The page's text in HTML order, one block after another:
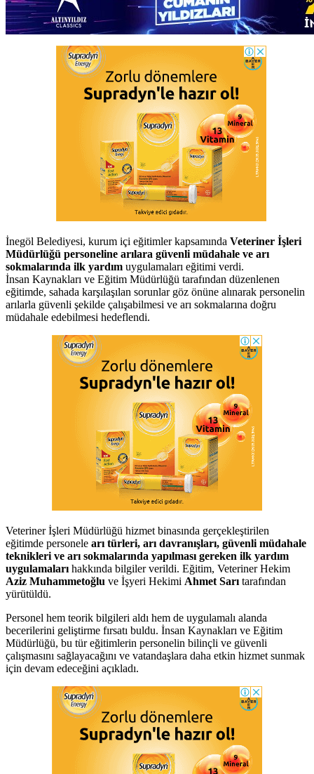
İnegöl Belediyesi, kurum içi eğitimler kapsamında Veteriner İşleri
Müdürlüğü personeline arılara güvenli müdahale ve arı
sokmalarında ilk yardım uygulamaları eğitimi verdi.
İnsan Kaynakları ve Eğitim Müdürlüğü tarafından düzenlenen
eğitimde, sahada karşılaşılan sorunlar göz önüne alınarak personelin
arılarla güvenli şekilde çalışabilmesi ve arı sokmalarına doğru
müdahale edebilmesi hedeflendi.
Veteriner İşleri Müdürlüğü hizmet binasında gerçekleştirilen
eğitimde personele arı türleri, arı davranışları, güvenli müdahale
teknikleri ve arı sokmalarında yapılması gereken ilk yardım
uygulamaları hakkında bilgiler verildi. Eğitim, Veteriner Hekim
Aziz Muhammetoğlu ve İşyeri Hekimi Ahmet Sarı tarafından
yürütüldü.
Personel hem teorik bilgileri aldı hem de uygulamalı alanda
becerilerini geliştirme fırsatı buldu. İnsan Kaynakları ve Eğitim
Müdürlüğü, bu tür eğitimlerin personelin bilinçli ve güvenli
çalışmasını sağlayacağını ve vatandaşlara daha etkin hizmet sunmak
için devam edeceğini açıkladı.